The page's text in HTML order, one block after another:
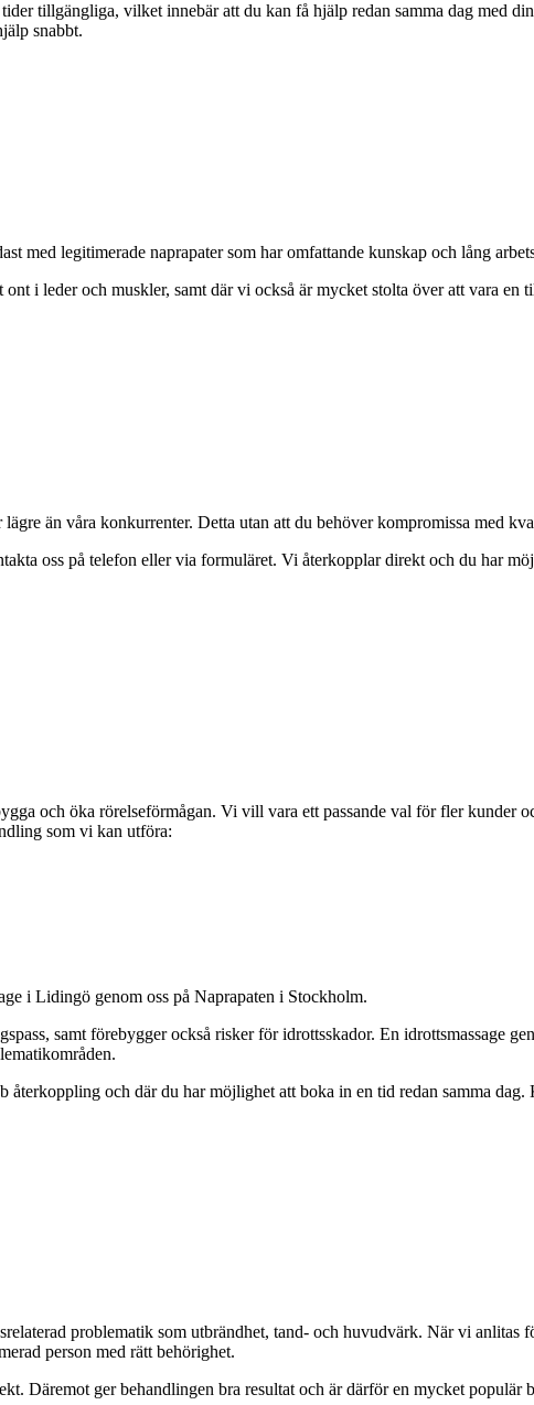
tillgängliga, vilket innebär att du kan få hjälp redan samma dag med
snabbt.
med legitimerade naprapater som har omfattande kunskap och lång
i leder och muskler, samt där vi också är mycket stolta över att vara
än våra konkurrenter. Detta utan att du behöver kompromissa med
oss på telefon eller via formuläret. Vi återkopplar direkt och du har
och öka rörelseförmågan. Vi vill vara ett passande val för fler kunder
som vi kan utföra:
i Lidingö genom oss på Naprapaten i Stockholm.
samt förebygger också risker för idrottsskador. En idrottsmassage
och där du har möjlighet att boka in en tid redan samma
problematik som utbrändhet, tand- och huvudvärk. När vi anlitas
person med rätt behörighet.
Däremot ger behandlingen bra resultat och är därför en mycket populär